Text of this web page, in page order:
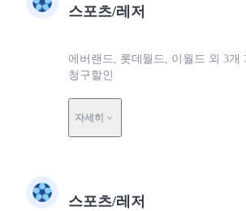
스포츠/레저
에버랜드, 롯데월드, 이월드 외 3개
청구할인
자세히
스포츠/레저